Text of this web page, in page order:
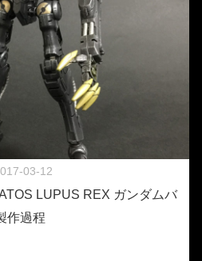
03-12
LUPUS REX ガンダムバ
作過程